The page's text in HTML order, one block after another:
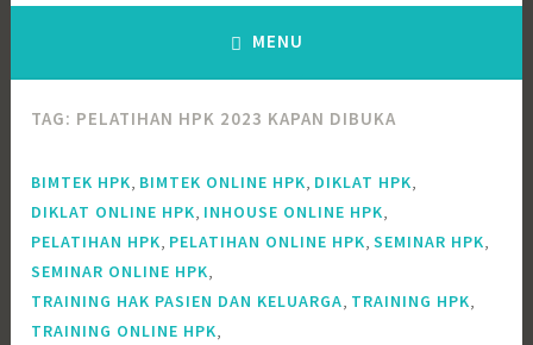
MENU
TAG: PELATIHAN HPK 2023 KAPAN DIBUKA
BIMTEK HPK, BIMTEK ONLINE HPK, DIKLAT HPK,
DIKLAT ONLINE HPK, INHOUSE ONLINE HPK,
PELATIHAN HPK, PELATIHAN ONLINE HPK,SEMINAR HPK,
SEMINAR ONLINE HPK,
TRAINING HAK PASIEN DAN KELUARGA, TRAINING HPK,
TRAINING ONLINE HPK,